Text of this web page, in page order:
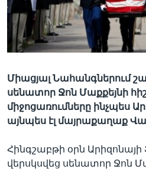
Լեզուներ
Միացյալ Նահանգներում
սենատոր Ջոն Մաքքեյնի
միջոցառումները ինչպես
այնպես էլ մայրաքաղաք
Հինգշաբթի օրն
վերսկսվեց սենատոր Ջոն